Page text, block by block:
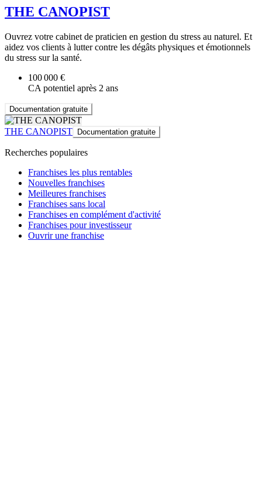
THE CANOPIST
Ouvrez votre cabinet de praticien en gestion du stress au naturel. Et
aidez vos clients à lutter contre les dégâts physiques et émotionnels
du stress sur la santé.
100 000 €
CA potentiel après 2 ans
Documentation gratuite
THE CANOPIST Documentation gratuite
Recherches populaires
Franchises les plus rentables
Nouvelles franchises
Meilleures franchises
Franchises sans local
Franchises en complément d'activité
Franchises pour investisseur
Ouvrir une franchise